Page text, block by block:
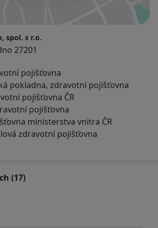
spol. s r.o.
27201
pojišťovna
pokladna, zdravotní pojišťovna
pojišťovna ČR
pojišťovna
ministerstva vnitra ČR
zdravotní pojišťovna
(17)